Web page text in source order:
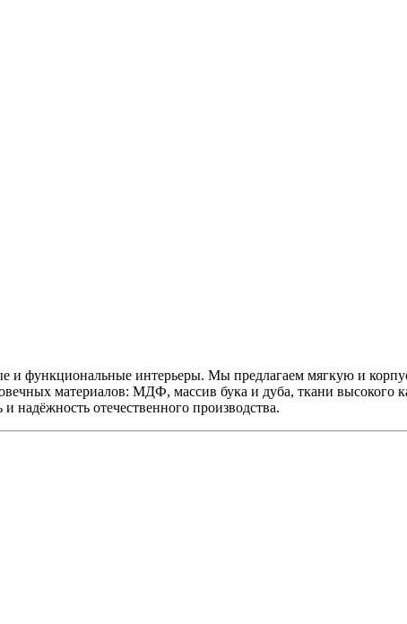
функциональные интерьеры. Мы предлагаем мягкую и
материалов: МДФ, массив бука и дуба, ткани высокого
надёжность отечественного производства.